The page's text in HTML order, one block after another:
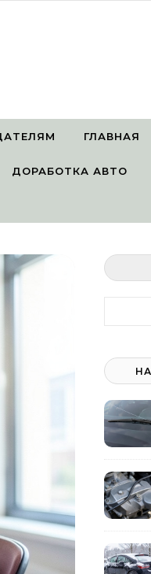
ГЛАВНАЯ
ДОРАБОТКА АВТО